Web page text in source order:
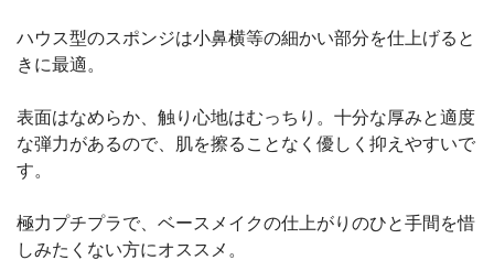
ハウス型のスポンジは小鼻横等の細かい部分を仕上げると
きに最適。
表面はなめらか、触り心地はむっちり。十分な厚みと適度
な弾力があるので、肌を擦ることなく優しく抑えやすいで
す。
極力プチプラで、ベースメイクの仕上がりのひと手間を惜
しみたくない方にオススメ。